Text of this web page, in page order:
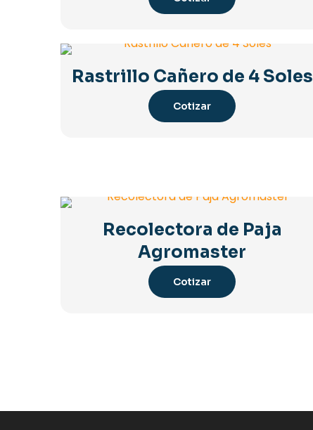
Rastrillo Cañero de 4 Soles
Cotizar
Recolectora de Paja
Agromaster
Cotizar